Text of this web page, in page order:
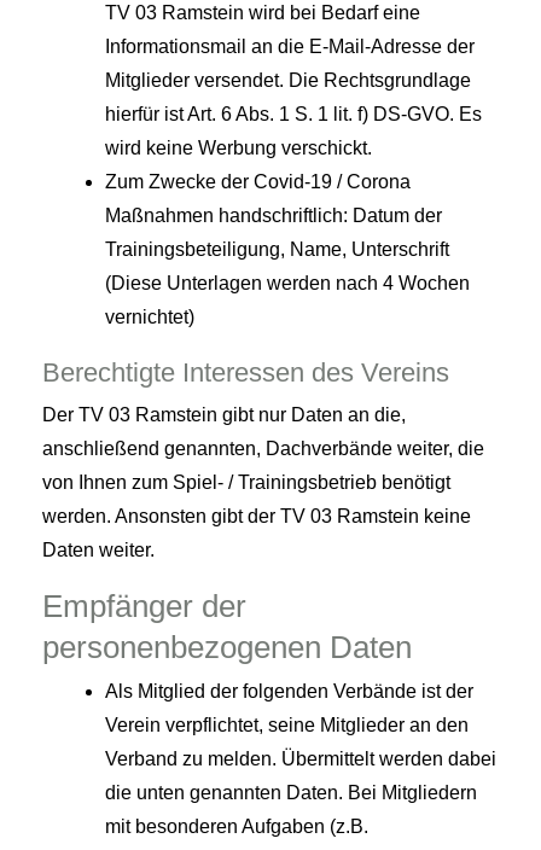
TV 03 Ramstein wird bei Bedarf eine
Informationsmail an die E-Mail-Adresse der
Mitglieder versendet. Die Rechtsgrundlage
hierfür ist Art. 6 Abs. 1 S. 1 lit. f) DS-GVO. Es
wird keine Werbung verschickt.
Zum Zwecke der Covid-19 / Corona
Maßnahmen handschriftlich: Datum der
Trainingsbeteiligung, Name, Unterschrift
(Diese Unterlagen werden nach 4 Wochen
vernichtet)
Berechtigte Interessen des Vereins
Der TV 03 Ramstein gibt nur Daten an die,
anschließend genannten, Dachverbände weiter, die
von Ihnen zum Spiel- / Trainingsbetrieb benötigt
werden. Ansonsten gibt der TV 03 Ramstein keine
Daten weiter.
Empfänger der
personenbezogenen Daten
Als Mitglied der folgenden Verbände ist der
Verein verpflichtet, seine Mitglieder an den
Verband zu melden. Übermittelt werden dabei
die unten genannten Daten. Bei Mitgliedern
mit besonderen Aufgaben (z.B.